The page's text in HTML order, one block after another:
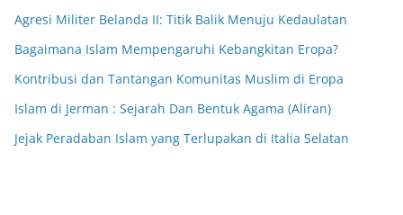
Agresi Militer Belanda II: Titik Balik Menuju Kedaulatan
Bagaimana Islam Mempengaruhi Kebangkitan Eropa?
Kontribusi dan Tantangan Komunitas Muslim di Eropa
Islam di Jerman : Sejarah Dan Bentuk Agama (Aliran)
Jejak Peradaban Islam yang Terlupakan di Italia Selatan